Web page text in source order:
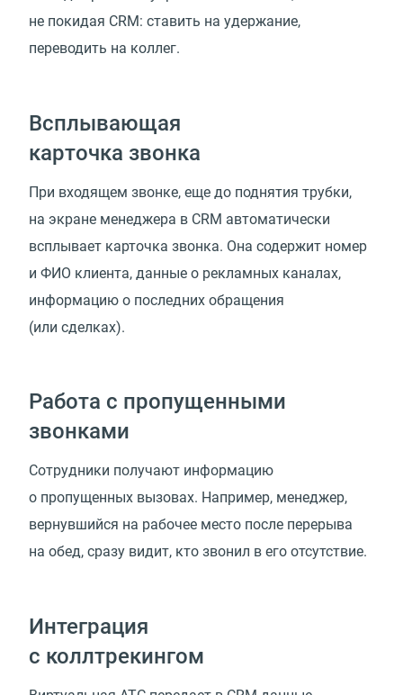
не покидая CRM: ставить на удержание,
переводить на коллег.
Всплывающая
карточка звонка
При входящем звонке, еще до поднятия трубки,
на экране менеджера в CRM автоматически
всплывает карточка звонка. Она содержит номер
и ФИО клиента, данные о рекламных каналах,
информацию о последних обращения
(или сделках).
Работа с пропущенными
звонками
Сотрудники получают информацию
о пропущенных вызовах. Например, менеджер,
вернувшийся на рабочее место после перерыва
на обед, сразу видит, кто звонил в его отсутствие.
Интеграция
с коллтрекингом